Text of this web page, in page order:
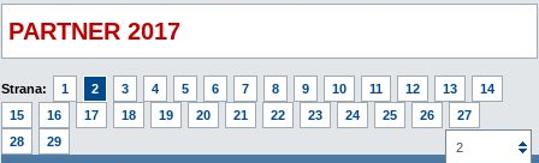
PARTNER 2017
Strana: 1 2 3 4 5 6 7 8 9 10 11 12 13
14
15
16 17 18 19 20 21 22 23 24 25 26
27
28
29 2